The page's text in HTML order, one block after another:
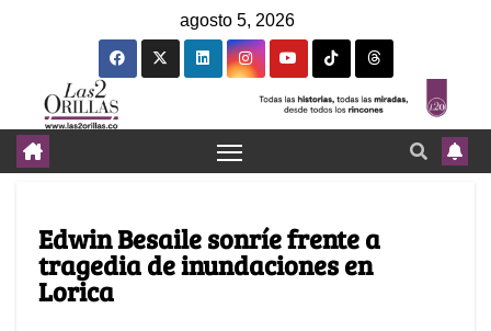
agosto 5, 2026
Edwin Besaile sonríe frente a
tragedia de inundaciones en
Lorica